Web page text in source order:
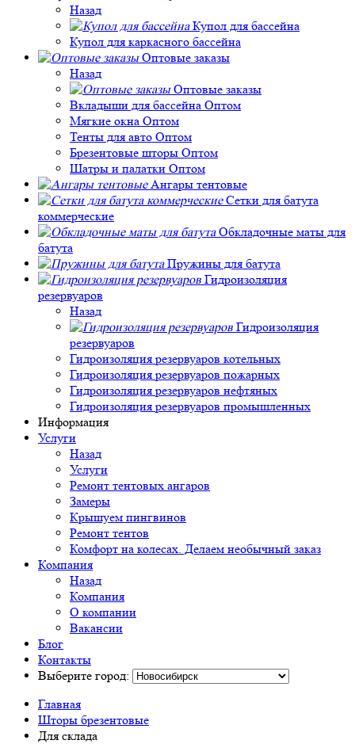
Назад
Купол для бассейна
Купол для каркасного бассейна
Оптовые заказы
Назад
Оптовые заказы
Вкладыши для бассейна Оптом
Мягкие окна Оптом
Тенты для авто Оптом
Брезентовые шторы Оптом
Шатры и палатки Оптом
Ангары тентовые
Сетки для батута
коммерческие
Обкладочные маты для
батута
Пружины для батута
Гидроизоляция
резервуаров
Назад
Гидроизоляция
резервуаров
Гидроизоляция резервуаров котельных
Гидроизоляция резервуаров пожарных
Гидроизоляция резервуаров нефтяных
Гидроизоляция резервуаров промышленных
Информация
Услуги
Назад
Услуги
Ремонт тентовых ангаров
Замеры
Крышуем пингвинов
Ремонт тентов
Комфорт на колесах. Делаем необычный заказ
Компания
Назад
Компания
О компании
Вакансии
Блог
Контакты
Выберите город:
Главная
Шторы брезентовые
Для склада